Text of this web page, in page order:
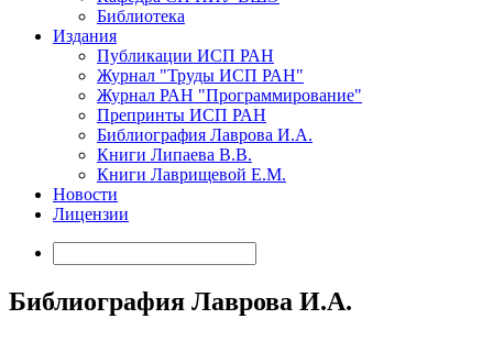
Библиотека
Издания
Публикации ИСП РАН
Журнал "Труды ИСП РАН"
Журнал РАН "Программирование"
Препринты ИСП РАН
Библиография Лаврова И.А.
Книги Липаева В.В.
Книги Лаврищевой Е.М.
Новости
Лицензии
Библиография Лаврова И.А.